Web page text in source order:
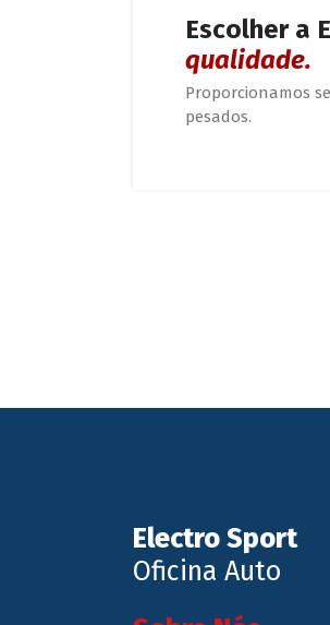
Escolher a
qualidade.
Proporcionamos
pesados.
Electro Sport
Oficina Auto